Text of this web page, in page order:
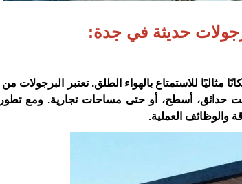
حديثة في جدة:
مثاليًا للاستمتاع بالهواء الطلق. تعتبر البرجولات
حدائق، أسطح، أو حتى مساحات تجارية. ومع
والوظائف العملية.